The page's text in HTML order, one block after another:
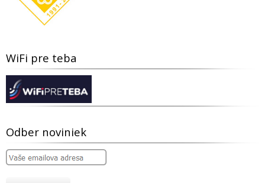
WiFi pre teba
Odber noviniek